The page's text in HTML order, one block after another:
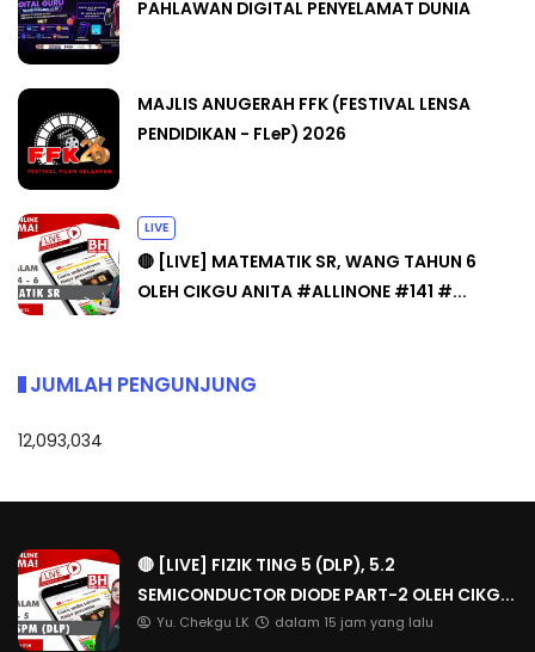
PAHLAWAN DIGITAL PENYELAMAT DUNIA
MAJLIS ANUGERAH FFK (FESTIVAL LENSA
PENDIDIKAN - FLeP) 2026
LIVE
🔴 [LIVE] MATEMATIK SR, WANG TAHUN 6
OLEH CIKGU ANITA #ALLINONE #141 #...
JUMLAH PENGUNJUNG
12,093,034
🔴 [LIVE] FIZIK TING 5 (DLP), 5.2
SEMICONDUCTOR DIODE PART-2 OLEH CIKG...
Yu. Chekgu LK dalam 15 jam yang lalu